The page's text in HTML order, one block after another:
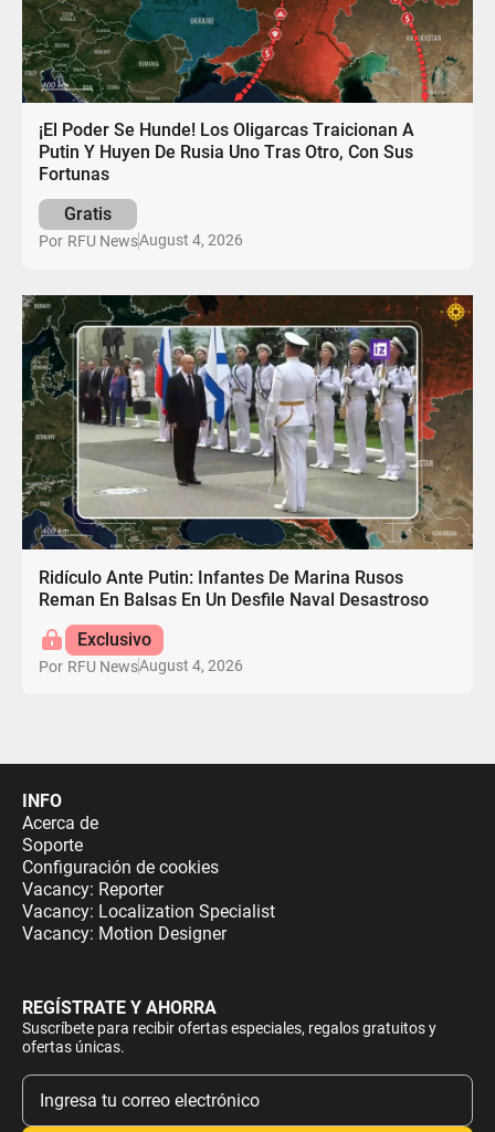
¡El Poder Se Hunde! Los Oligarcas Traicionan A
Putin Y Huyen De Rusia Uno Tras Otro, Con Sus
Fortunas
Gratis
Por RFU NewsAugust 4, 2026
Ridículo Ante Putin: Infantes De Marina Rusos
Reman En Balsas En Un Desfile Naval Desastroso
Exclusivo
Por RFU NewsAugust 4, 2026
INFO
Acerca de
Soporte
Configuración de cookies
Vacancy: Reporter
Vacancy: Localization Specialist
Vacancy: Motion Designer
REGÍSTRATE Y AHORRA
Suscríbete para recibir ofertas especiales, regalos gratuitos y
ofertas únicas.